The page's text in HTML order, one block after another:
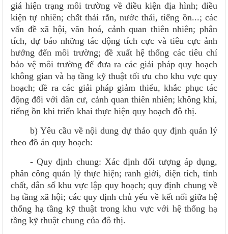
giá hiện trạng môi trường về điều kiện địa hình; điều
kiện tự nhiên; chất thải rắn, nước thải, tiếng ồn...; các
vấn đề xã hội, văn hoá, cảnh quan thiên nhiên; phân
tích, dự báo những tác động tích cực và tiêu cực ảnh
hưởng đến môi trường; đề xuất hệ thống các tiêu chí
bảo vệ môi trường để đưa ra các giải pháp quy hoạch
không gian và hạ tầng kỹ thuật tối ưu cho khu vực quy
hoạch; đề ra các giải pháp giảm thiểu, khắc phục tác
động đối với dân cư, cảnh quan thiên nhiên; không khí,
tiếng ồn khi triển khai thực hiện quy hoạch đô thị.
b) Yêu cầu về nội dung dự thảo quy định quản lý
theo đồ án quy hoạch:
- Quy định chung: Xác định đối tượng áp dụng,
phân công quản lý thực hiện; ranh giới, diện tích, tính
chất, dân số khu vực lập quy hoạch; quy định chung về
hạ tầng xã hội; các quy định chủ yếu về kết nối giữa hệ
thống hạ tầng kỹ thuật trong khu vực với hệ thống hạ
tầng kỹ thuật chung của đô thị.